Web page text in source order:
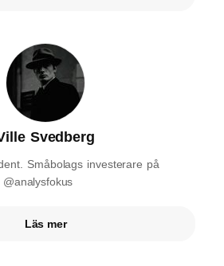
Svedberg
Småbolags investerare på
Läs mer